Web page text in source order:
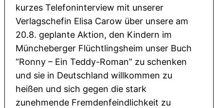
kurzes Telefoninterview mit unserer
Verlagschefin Elisa Carow über unsere am
20.8. geplante Aktion, den Kindern im
Müncheberger Flüchtlingsheim unser Buch
“Ronny – Ein Teddy-Roman” zu schenken
und sie in Deutschland willkommen zu
heißen und sich gegen die stark
zunehmende Fremdenfeindlichkeit zu